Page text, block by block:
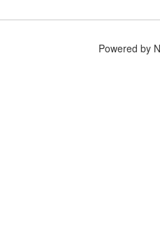
Powered by